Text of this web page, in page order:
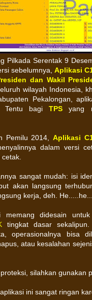
Pilkada Serentak 9
sebelumnya, Aplikasi
dan Wakil
wilayah Indonesia,
Pekalongan,
Tentu bagiTPS yang
Pemilu 2014,Aplikasi
dalam versi
sangat mudah: isi
akan langsung
kerja, deh.
didesain untuk
tingkat dasar
operasionalnya bisa
atau kesalahan
silahkan gunakan
ini sangat ringan